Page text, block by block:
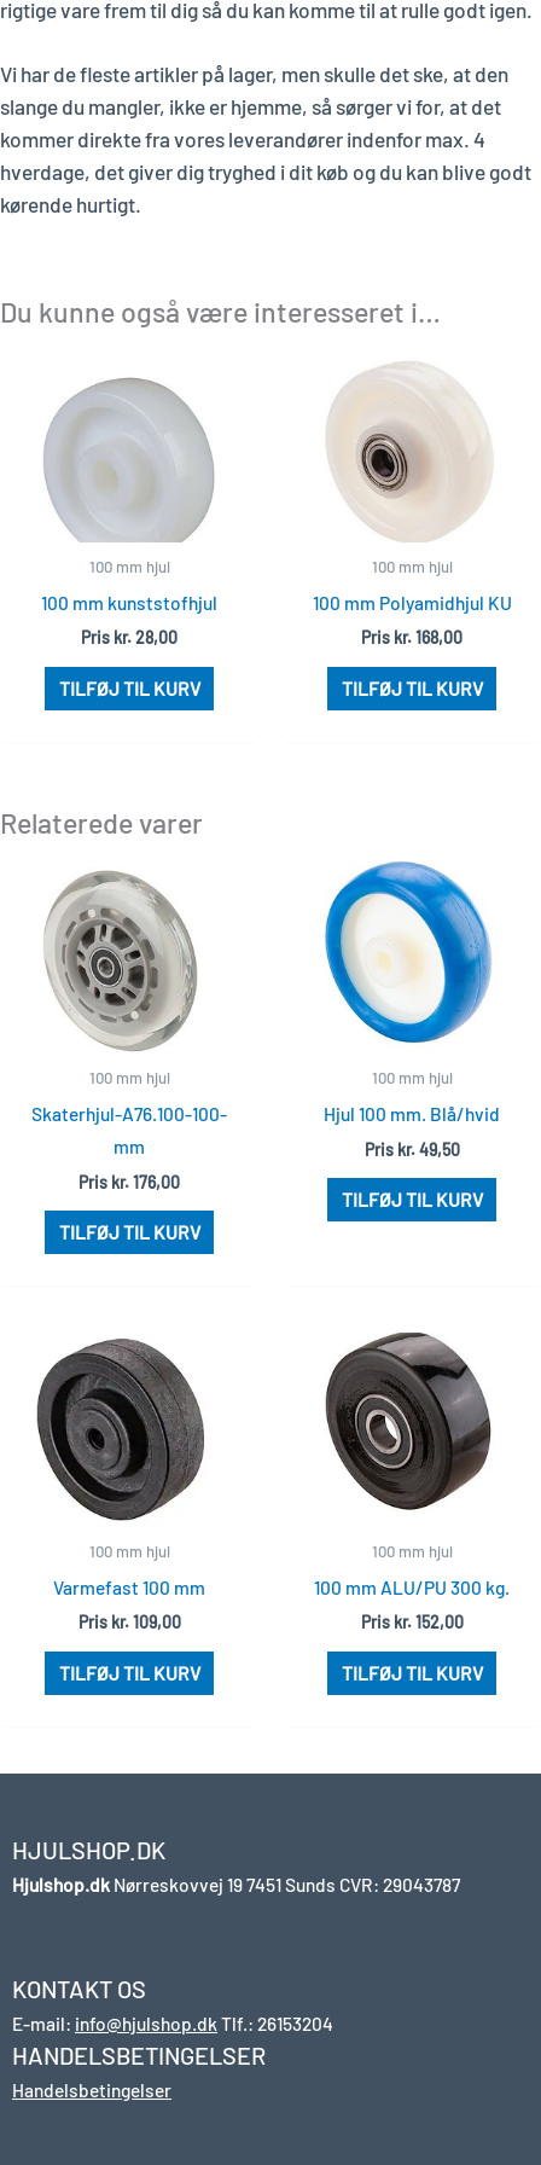
rigtige vare frem til dig så du kan komme til at rulle godt igen.
Vi har de fleste artikler på lager, men skulle det ske, at den
slange du mangler, ikke er hjemme, så sørger vi for, at det
kommer direkte fra vores leverandører indenfor max. 4
hverdage, det giver dig tryghed i dit køb og du kan blive godt
kørende hurtigt.
Du kunne også være interesseret i…
100 mm hjul
100 mm kunststofhjul
Pris kr.28,00
TILFØJ TIL KURV
100 mm hjul
100 mm Polyamidhjul KU
Pris kr.168,00
TILFØJ TIL KURV
Relaterede varer
100 mm hjul
Skaterhjul-A76.100-100-
mm
Pris kr.176,00
TILFØJ TIL KURV
100 mm hjul
Hjul 100 mm. Blå/hvid
Pris kr.49,50
TILFØJ TIL KURV
100 mm hjul
Varmefast 100 mm
Pris kr.109,00
TILFØJ TIL KURV
100 mm hjul
100 mm ALU/PU 300 kg.
Pris kr.152,00
TILFØJ TIL KURV
HJULSHOP.DK
Hjulshop.dk Nørreskovvej 197451 Sunds CVR: 29043787
KONTAKT OS
E-mail: info@hjulshop.dk Tlf.: 26153204
HANDELSBETINGELSER
Handelsbetingelser